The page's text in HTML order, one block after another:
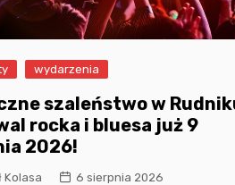
wydarzenia
szaleństwo w
rocka i bluesa już 9
2026!
Kolasa 6 sierpnia 2026